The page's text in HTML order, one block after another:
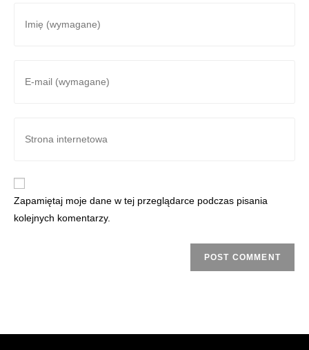
Zapamiętaj moje dane w tej przeglądarce podczas pisania
kolejnych komentarzy.